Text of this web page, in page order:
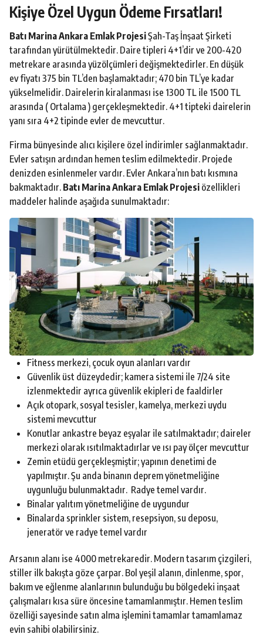
Kişiye Özel Uygun Ödeme Fırsatları!
Batı Marina Ankara Emlak ProjesiŞah-Taş İnşaat Şirketi
tarafından yürütülmektedir. Daire tipleri 4+1’dir ve 200-420
metrekare arasında yüzölçümleri değişmektedirler. En düşük
ev fiyatı 375 bin TL’den başlamaktadır; 470 bin TL’ye kadar
yükselmelidir. Dairelerin kiralanması ise 1300 TL ile 1500 TL
arasında ( Ortalama ) gerçekleşmektedir. 4+1 tipteki dairelerin
yanı sıra 4+2 tipinde evler de mevcuttur.
Firma bünyesinde alıcı kişilere özel indirimler sağlanmaktadır.
Evler satışın ardından hemen teslim edilmektedir. Projede
denizden esinlenmeler vardır. Evler Ankara’nın batı kısmına
bakmaktadır. Batı Marina Ankara Emlak Projesi özellikleri
maddeler halinde aşağıda sunulmaktadır:
Fitness merkezi, çocuk oyun alanları vardır
Güvenlik üst düzeydedir; kamera sistemi ile 7/24 site
izlenmektedir ayrıca güvenlik ekipleri de faaldirler
Açık otopark, sosyal tesisler, kamelya, merkezi uydu
sistemi mevcuttur
Konutlar ankastre beyaz eşyalar ile satılmaktadır; daireler
merkezi olarak ısıtılmaktadırlar ve ısı pay ölçer mevcuttur
Zemin etüdü gerçekleşmiştir; yapının denetimi de
yapılmıştır. Şu anda binanın deprem yönetmeliğine
uygunluğu bulunmaktadır. Radye temel vardır.
Binalar yalıtım yönetmeliğine de uygundur
Binalarda sprinkler sistem, resepsiyon, su deposu,
jeneratör ve radye temel vardır
Arsanın alanı ise 4000 metrekaredir. Modern tasarım çizgileri,
stiller ilk bakışta göze çarpar. Bol yeşil alanın, dinlenme, spor,
bakım ve eğlenme alanlarının bulunduğu bu bölgedeki inşaat
çalışmaları kısa süre öncesine tamamlanmıştır. Hemen teslim
özelliği sayesinde satın alma işlemini tamamlar tamamlamaz
evin sahibi olabilirsiniz.